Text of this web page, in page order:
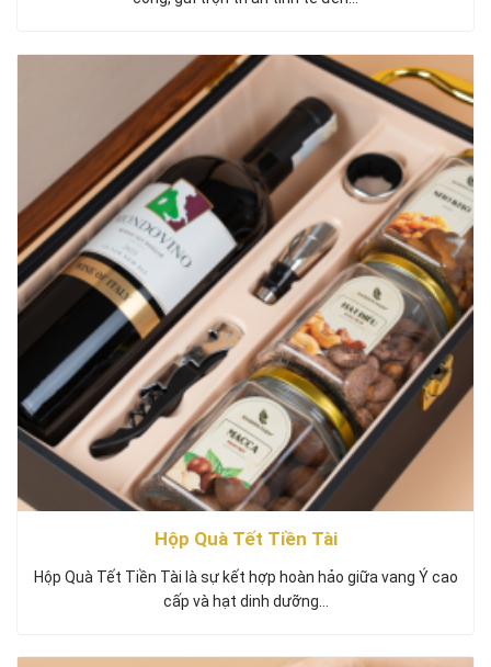
Hộp Quà Tết Tiền Tài
Hộp Quà Tết Tiền Tài là sự kết hợp hoàn hảo giữa vang Ý cao
cấp và hạt dinh dưỡng…